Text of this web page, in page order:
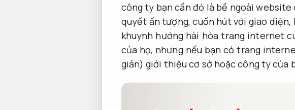
công ty bạn cần đó là bề ngoài
quyết ấn tượng, cuốn hút với giao
khuynh hướng hài hòa trang internet
của họ, nhưng nếu bạn có trang
giản) giới thiệu cơ sở hoặc công ty của